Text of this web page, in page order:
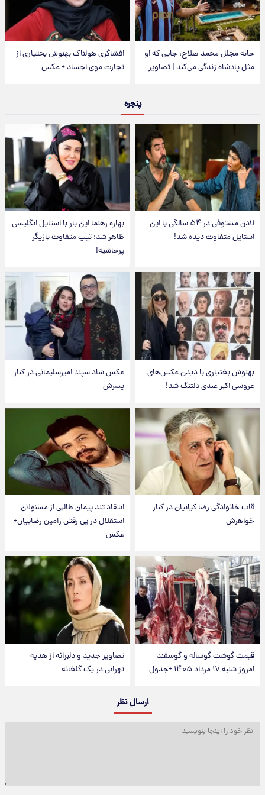
خانه مجلل محمد صلاح، جایی که او
مثل پادشاه زندگی می‌کند | تصاویر
افشاگری هولناک بهنوش بختیاری از
تجارت موی اجساد + عکس
پنجره
لادن مستوفی در ۵۴ سالگی با این
استایل متفاوت دیده شد!
بهاره رهنما این بار با استایل انگلیسی
ظاهر شد؛ تیپ متفاوت بازیگر
پرحاشیه!
بهنوش بختیاری با دیدن عکس‌های
عروسی اکبر عبدی دلتنگ شد!
عکس شاد سپند امیرسلیمانی در کنار
پسرش
قاب خانوادگی رضا کیانیان در کنار
خواهرش
انتقاد تند پیمان طالبی از مسئولان
استقلال در پی رفتن رامین رضاییان+
عکس
قیمت گوشت گوساله و گوسفند
امروز شنبه ۱۷ مرداد ۱۴۰۵ +جدول
تصاویر جدید و دلبرانه از هدیه
تهرانی در یک گلخانه
ارسال نظر